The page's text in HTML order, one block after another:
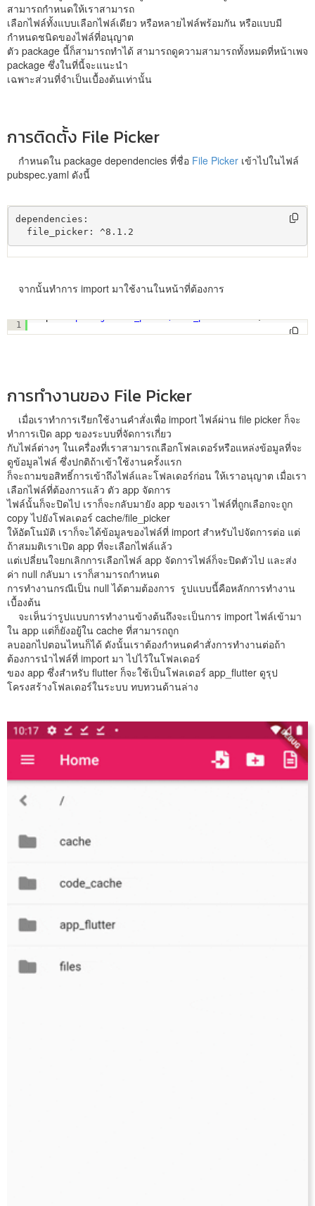
สามารถกำหนดให้เราสามารถ
เลือกไฟล์ทั้งแบบเลือกไฟล์เดียว หรือหลายไฟล์พร้อมกัน หรือแบบมี
กำหนดชนิดของไฟล์ที่อนุญาต
ตัว package นี้ก็สามารถทำได้ สามารถดูความสามารถทั้งหมดที่หน้าเพจ
package ซึ่งในที่นี้จะแนะนำ
เฉพาะส่วนที่จำเป็นเบื้องต้นเท่านั้น
การติดตั้ง File Picker
กำหนดใน package dependencies ที่ชื่อ File Picker เข้าไปในไฟล์
pubspec.yaml ดังนี้
dependencies:
  file_picker: ^8.1.2
จากนั้นทำการ import มาใช้งานในหน้าที่ต้องการ
1
การทำงานของ File Picker
เมื่อเราทำการเรียกใช้งานคำสั่งเพื่อ import ไฟล์ผ่าน file picker ก็จะ
ทำการเปิด app ของระบบที่จัดการเกี่ยว
กับไฟล์ต่างๆ ในเครื่องที่เราสามารถเลือกโฟลเดอร์หรือแหล่งข้อมูลที่จะ
ดูข้อมูลไฟล์ ซึ่งปกติถ้าเข้าใช้งานครั้งแรก
ก็จะถามขอสิทธิ์การเข้าถึงไฟล์และโฟลเดอร์ก่อน ให้เราอนุญาต เมื่อเรา
เลือกไฟล์ที่ต้องการแล้ว ตัว app จัดการ
ไฟล์นั้นก็จะปิดไป เราก็จะกลับมายัง app ของเรา ไฟล์ที่ถูกเลือกจะถูก
copy ไปยังโฟลเดอร์ cache/file_picker
ให้อัตโนมัติ เราก็จะได้ข้อมูลของไฟล์ที่ import สำหรับไปจัดการต่อ แต่
ถ้าสมมติเราเปิด app ที่จะเลือกไฟล์แล้ว
แต่เปลี่ยนใจยกเลิกการเลือกไฟล์ app จัดการไฟล์ก็จะปิดตัวไป และส่ง
ค่า null กลับมา เราก็สามารถกำหนด
การทำงานกรณีเป็น null ได้ตามต้องการ รูปแบบนี้คือหลักการทำงาน
เบื้องต้น
จะเห็นว่ารูปแบบการทำงานข้างต้นถึงจะเป็นการ import ไฟล์เข้ามา
ใน app แต่ก็ยังอยู้ใน cache ที่สามารถถูก
ลบออกไปตอนไหนก็ได้ ดังนั้นเราต้องกำหนดคำสั่งการทำงานต่อถ้า
ต้องการนำไฟล์ที่ import มา ไปไว้ในโฟลเดอร์
ของ app ซึ่งสำหรับ flutter ก็จะใช้เป็นโฟลเดอร์ app_flutter ดูรุป
โครงสร้างโฟลเดอร์ในระบบ ทบทวนด้านล่าง